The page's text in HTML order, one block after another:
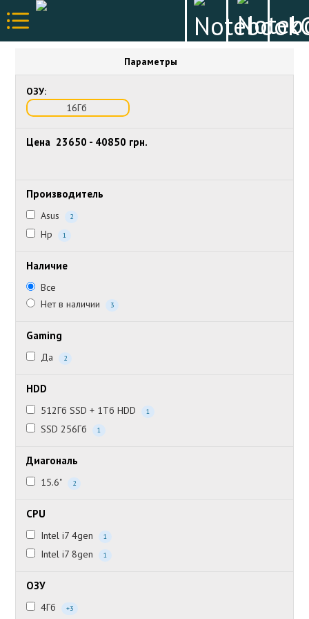
Параметры
ОЗУ:
16Гб
Цена 23650 - 40850 грн.
Производитель
Asus 2
Hp 1
Наличие
Все
Нет в наличии
3
Gaming
Да 2
HDD
512Гб SSD + 1Тб HDD 1
SSD 256Гб 1
Диагональ
15.6" 2
CPU
Intel i7 4gen 1
Intel i7 8gen 1
ОЗУ
4Гб +3